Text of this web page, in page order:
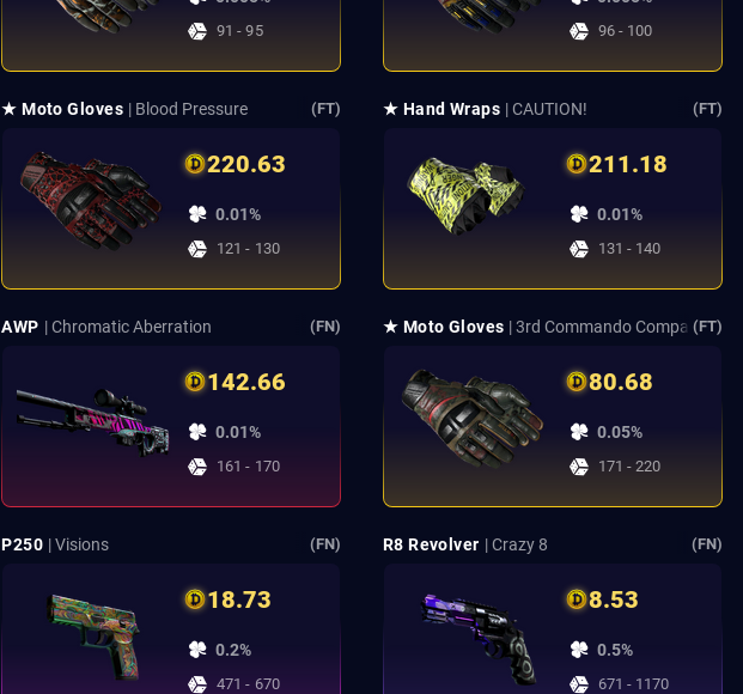
91 - 95 96 - 100
★ Moto Gloves | Blood Pressure (FT)
220.63
0.01%
121 - 130
★ Hand Wraps | CAUTION! (FT)
211.18
0.01%
131 - 140
AWP | Chromatic Aberration (FN)
142.66
0.01%
161 - 170
★ Moto Gloves | 3rd Commando Company(FT)
80.68
0.05%
171 - 220
P250 | Visions (FN)
18.73
0.2%
471 - 670
R8 Revolver | Crazy 8 (FN)
8.53
0.5%
671 - 1170